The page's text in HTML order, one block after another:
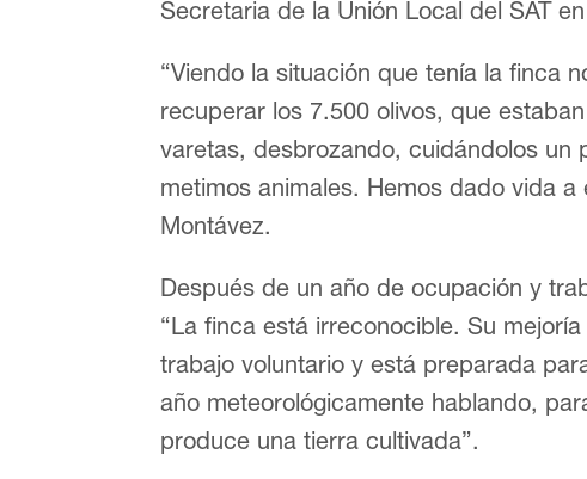
Secretaria de la Unión Local del SAT
“Viendo la situación que tenía la finca
recuperar los 7.500 olivos, que
varetas, desbrozando, cuidándolos un
metimos animales. Hemos dado vida
Montávez.
Después de un año de ocupación y
“La finca está irreconocible. Su
trabajo voluntario y está preparada
año meteorológicamente hablando,
produce una tierra cultivada”.